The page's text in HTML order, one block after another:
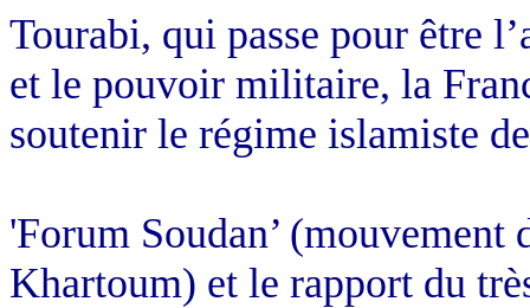
Tourabi, qui passe pour être
et le pouvoir militaire, la
soutenir le régime islamiste
'Forum Soudan’
Khartoum) et le rapport du